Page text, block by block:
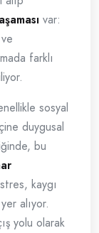
var:
farklı
sosyal
duygusal
bu
kaygı
alıyor.
yolu olarak